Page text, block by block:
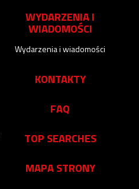
WYDARZENIA I
WIADOMOŚCI
Wydarzenia i wiadomości
KONTAKTY
FAQ
TOP SEARCHES
MAPA STRONY